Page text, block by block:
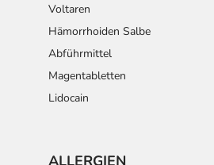
Voltaren
Hämorrhoiden Salbe
Abführmittel
Magentabletten
Lidocain
ALLERGIEN